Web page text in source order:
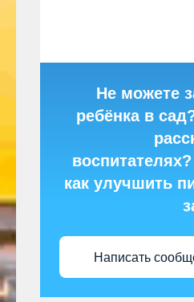
Не можете
ребёнка в
как улучшить
Написать